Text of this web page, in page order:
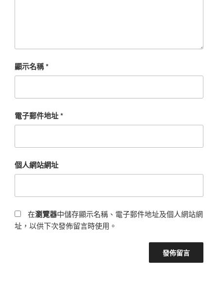
顯示名稱*
電子郵件地址*
個人網站網址
在瀏覽器中儲存顯示名稱、電子郵件地址及個人網站網
址，以供下次發佈留言時使用。